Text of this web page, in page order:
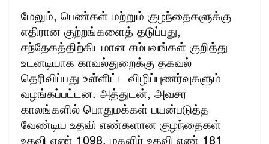
மேலும், பெண்கள் மற்றும் குழந்தைகளுக்கு
எதிரான குற்றங்களைத் தடுப்பது,
சந்தேகத்திற்கிடமான சம்பவங்கள் குறித்து
உடனடியாக காவல்துறைக்கு தகவல்
தெரிவிப்பது உள்ளிட்ட விழிப்புணர்வுகளும்
வழங்கப்பட்டன. அத்துடன், அவசர
காலங்களில் பொதுமக்கள் பயன்படுத்த
வேண்டிய உதவி எண்களான குழந்தைகள்
உதவி எண் 1098, மகளிர் உதவி எண் 181